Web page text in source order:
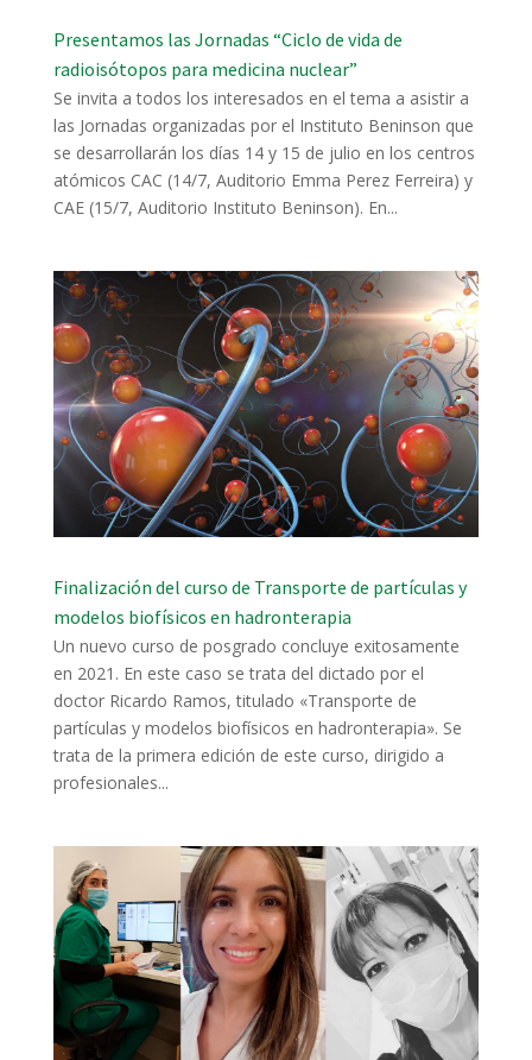
Presentamos las Jornadas “Ciclo de vida de
radioisótopos para medicina nuclear”
Se invita a todos los interesados en el tema a asistir a
las Jornadas organizadas por el Instituto Beninson que
se desarrollarán los días 14 y 15 de julio en los centros
atómicos CAC (14/7, Auditorio Emma Perez Ferreira) y
CAE (15/7, Auditorio Instituto Beninson). En...
Finalización del curso de Transporte de partículas y
modelos biofísicos en hadronterapia
Un nuevo curso de posgrado concluye exitosamente
en 2021. En este caso se trata del dictado por el
doctor Ricardo Ramos, titulado «Transporte de
partículas y modelos biofísicos en hadronterapia». Se
trata de la primera edición de este curso, dirigido a
profesionales...